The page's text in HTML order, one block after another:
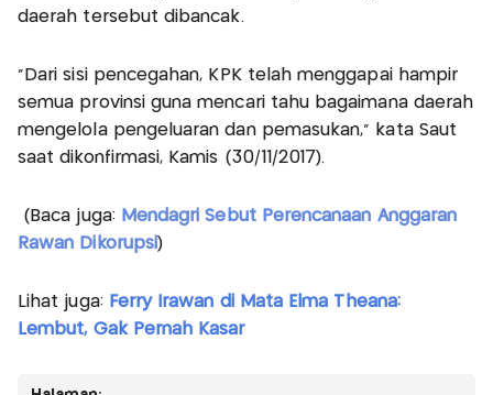
daerah tersebut dibancak.
"Dari sisi pencegahan, KPK telah menggapai hampir
semua provinsi guna mencari tahu bagaimana daerah
mengelola pengeluaran dan pemasukan," kata Saut
saat dikonfirmasi, ‎Kamis (30/11/2017).
(Baca juga:
Mendagri Sebut Perencanaan Anggaran
Rawan Dikorupsi)
Lihat juga: Ferry Irawan di Mata Elma Theana:
Lembut, Gak Pernah Kasar